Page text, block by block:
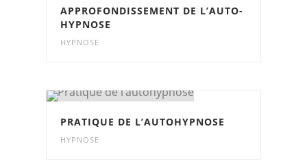
APPROFONDISSEMENT DE L’AUTO-
HYPNOSE
HYPNOSE
PRATIQUE DE L’AUTOHYPNOSE
HYPNOSE